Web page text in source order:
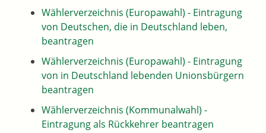
Wählerverzeichnis (Europawahl) - Eintragung
von Deutschen, die in Deutschland leben,
beantragen
Wählerverzeichnis (Europawahl) - Eintragung
von in Deutschland lebenden Unionsbürgern
beantragen
Wählerverzeichnis (Kommunalwahl) -
Eintragung als Rückkehrer beantragen